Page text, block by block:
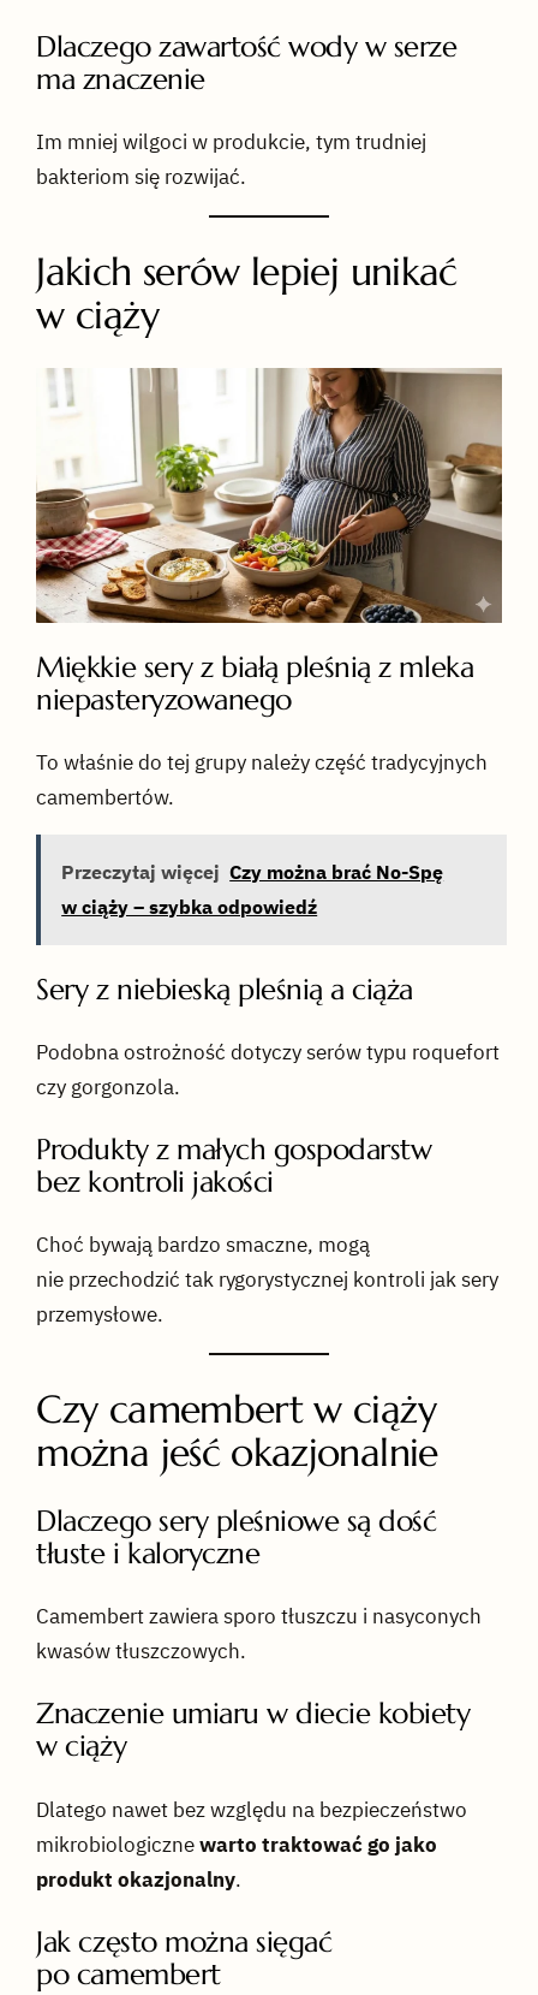
Dlaczego zawartość wody w serze
ma znaczenie
Im mniej wilgoci w produkcie, tym trudniej
bakteriom się rozwijać.
Jakich serów lepiej unikać
w ciąży
Miękkie sery z białą pleśnią z mleka
niepasteryzowanego
To właśnie do tej grupy należy część tradycyjnych
camembertów.
Przeczytaj więcej Czy można brać No-Spę
w ciąży – szybka odpowiedź
Sery z niebieską pleśnią a ciąża
Podobna ostrożność dotyczy serów typu roquefort
czy gorgonzola.
Produkty z małych gospodarstw
bez kontroli jakości
Choć bywają bardzo smaczne, mogą
nie przechodzić tak rygorystycznej kontroli jak sery
przemysłowe.
Czy camembert w ciąży
można jeść okazjonalnie
Dlaczego sery pleśniowe są dość
tłuste i kaloryczne
Camembert zawiera sporo tłuszczu i nasyconych
kwasów tłuszczowych.
Znaczenie umiaru w diecie kobiety
w ciąży
Dlatego nawet bez względu na bezpieczeństwo
mikrobiologicznewarto traktować go jako
produkt okazjonalny.
Jak często można sięgać
po camembert